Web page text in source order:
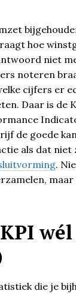
hoe
niet
noteren
cijfers er
Daar is de
de goede
als dat niet
.
maar
die je